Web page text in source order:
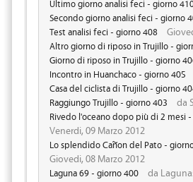
Ultimo giorno analisi feci - giorno
Secondo giorno analisi feci - giorno
Test analisi feci - giorno 408
Altro giorno di riposo in Trujillo -
Giorno di riposo in Trujillo - giorno
Incontro in Huanchaco - giorno 405
Casa del ciclista di Trujillo - giorno
Raggiungo Trujillo - giorno 403 da
Rivedo l'oceano dopo più di 2 mesi
Venerdi, 09 Marzo 2012
Lo splendido Cañon del Pato -
Giovedi, 08 Marzo 2012
Laguna 69 - giorno 400 da